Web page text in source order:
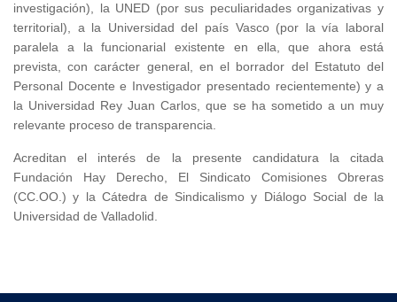
investigación), la UNED (por sus peculiaridades organizativas y
territorial), a la Universidad del país Vasco (por la vía laboral
paralela a la funcionarial existente en ella, que ahora está
prevista, con carácter general, en el borrador del Estatuto del
Personal Docente e Investigador presentado recientemente) y a
la Universidad Rey Juan Carlos, que se ha sometido a un muy
relevante proceso de transparencia.
Acreditan el interés de la presente candidatura la citada
Fundación Hay Derecho, El Sindicato Comisiones Obreras
(CC.OO.) y la Cátedra de Sindicalismo y Diálogo Social de la
Universidad de Valladolid.